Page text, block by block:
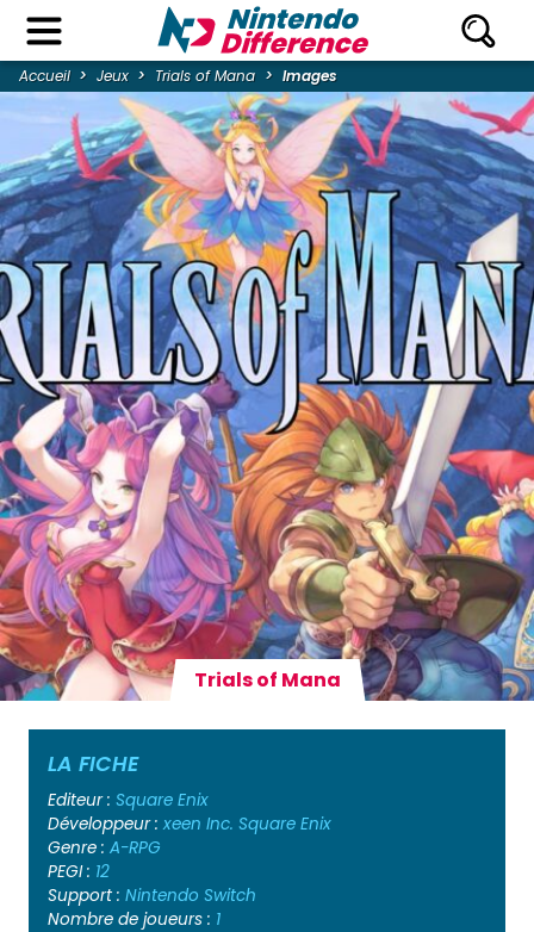
Accueil Jeux Trials of Mana Images
Trials of Mana
LA FICHE
Editeur : Square Enix
Développeur : xeen Inc. Square Enix
Genre : A-RPG
PEGI : 12
Support : Nintendo Switch
Nombre de joueurs : 1